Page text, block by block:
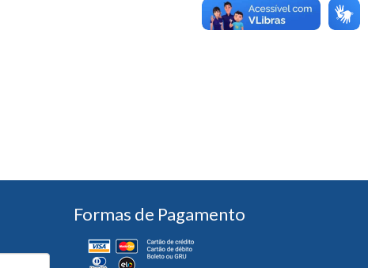
Formas de Pagamento